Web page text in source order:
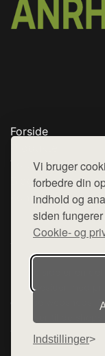
Vi bruger
forbedre din
indhold og
siden
Cookie- og
Indstillinger
Forside
Top Rabatter
Blog
Kontakt
Denne side er en
hjemmesider med
diverse webshops.
henviser til de
varerne på lager.